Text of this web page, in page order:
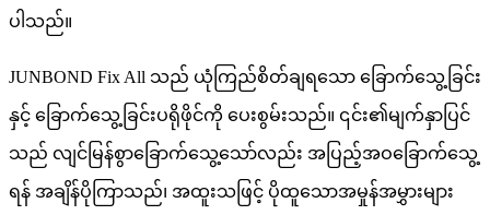
ပါသည်။
JUNBOND Fix All သည် ယုံကြည်စိတ်ချရသော ခြောက်သွေ့ခြင်း
နှင့် ခြောက်သွေ့ခြင်းပရိုဖိုင်ကို ပေးစွမ်းသည်။ ၎င်း၏မျက်နှာပြင်
သည် လျင်မြန်စွာခြောက်သွေ့သော်လည်း အပြည့်အဝခြောက်သွေ့
ရန် အချိန်ပိုကြာသည်၊ အထူးသဖြင့် ပိုထူသောအမှုန်အမွှားများ